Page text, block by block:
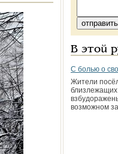
В этой
С болью о
Жители
возможном